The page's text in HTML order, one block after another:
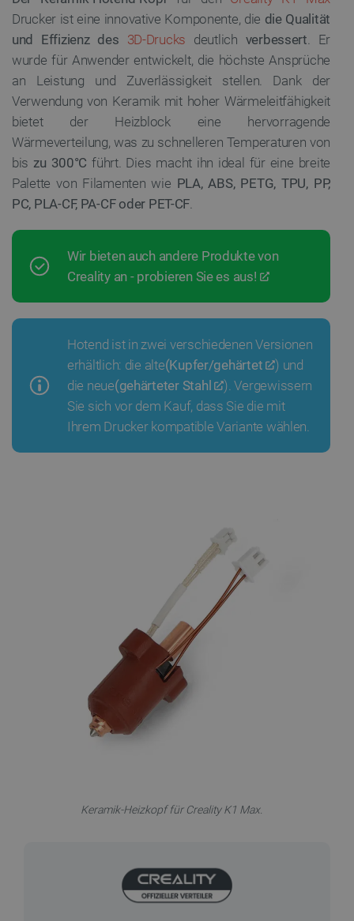
Drucker ist eine innovative Komponente, die die Qualität
und Effizienz des 3D-Drucks deutlich verbessert . Er
wurde für Anwender entwickelt, die höchste Ansprüche
an Leistung und Zuverlässigkeit stellen. Dank der
Verwendung von Keramik mit hoher Wärmeleitfähigkeit
bietet der Heizblock eine hervorragende
Wärmeverteilung, was zu schnelleren Temperaturen von
bis zu 300°C führt. Dies macht ihn ideal für eine breite
Palette von Filamenten wie PLA, ABS, PETG, TPU, PP,
PC, PLA-CF, PA-CF oder PET-CF
Wir bieten auch andere Produkte von
Creality an - probieren Sie es aus!
Hotend ist in zwei verschiedenen Versionen
erhältlich: die alte(Kupfer/gehärtet
) und
die neue(gehärteter Stahl
). Vergewissern
Sie sich vor dem Kauf, dass Sie die mit
Ihrem Drucker kompatible Variante wählen.
Keramik-Heizkopf für Creality K1 Max.